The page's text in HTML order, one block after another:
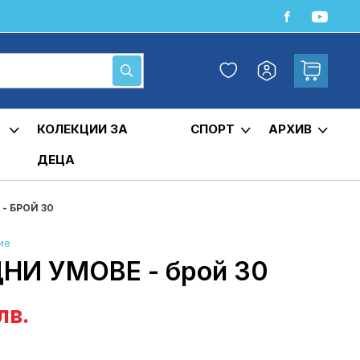
Търсене
Любими
Кошница
КОЛЕКЦИИ ЗА
ДЕЦА
СПОРТ АРХИВ
БРОЙ 30
УМОВЕ - брой 30